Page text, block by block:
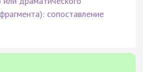
сопоставление